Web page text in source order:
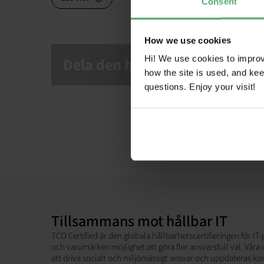
How we use cookies
Hi! We use cookies to
how the site is used, and
questions. Enjoy your visit!
Dela den här artikeln!
Tillsammans mot hållbar IT
TCO Certified är den globala hållbarhetscertifieringen för
och varumärken möjlighet att göra fler ansvarsfull val.
att driva socialt och miljömässigt ansvar och uppdateras